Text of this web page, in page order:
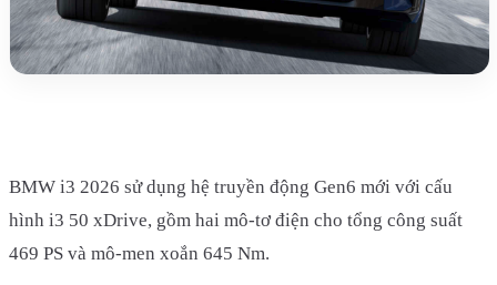
BMW i3 2026 sử dụng hệ truyền động Gen6 mới với cấu
hình i3 50 xDrive, gồm hai mô-tơ điện cho tổng công suất
469 PS và mô-men xoắn 645 Nm.